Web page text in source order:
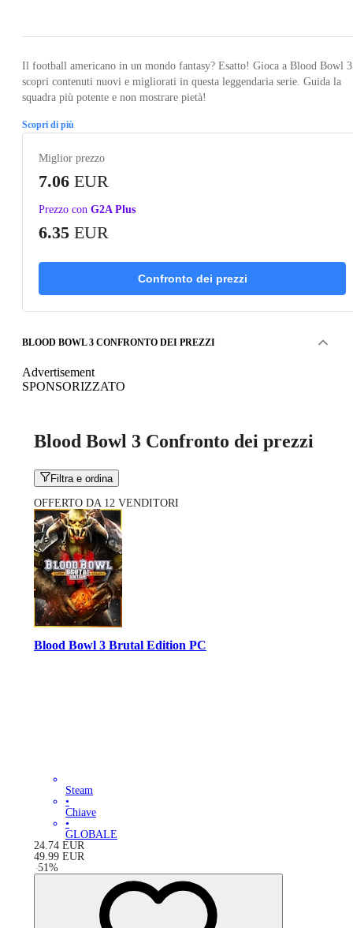
Il football americano in un mondo fantasy? Esatto! Gioca a Blood Bowl
scopri contenuti nuovi e migliorati in questa leggendaria serie. Guida la
squadra più potente e non mostrare pietà!
Scopri di più
Miglior prezzo
7.06 EUR
Prezzo con G2A Plus
6.35 EUR
Confronto dei prezzi
BLOOD BOWL 3 CONFRONTO DEI PREZZI
Advertisement
SPONSORIZZATO
Blood Bowl 3 Confronto dei prezzi
Filtra e ordina
OFFERTO DA 12 VENDITORI
Blood Bowl 3 Brutal Edition PC
Steam
•
Chiave
•
GLOBALE
24.74 EUR
49.99 EUR
-51 %